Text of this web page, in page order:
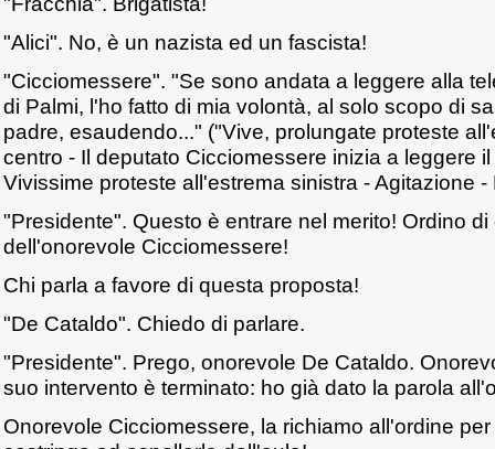
"Alici". No, è un nazista ed un fascista!
"Cicciomessere". "Se sono andata a leggere alla
di Palmi, l'ho fatto di mia volontà, al solo scopo di
padre, esaudendo..." ("Vive, prolungate proteste
centro - Il deputato Cicciomessere inizia a leggere
Vivissime proteste all'estrema sinistra - Agitazione -
"Presidente". Questo è entrare nel merito! Ordino
dell'onorevole Cicciomessere!
Chi parla a favore di questa proposta!
"De Cataldo". Chiedo di parlare.
"Presidente". Prego, onorevole De Cataldo.
suo intervento è terminato: ho già dato la parola
Onorevole Cicciomessere, la richiamo all'ordine